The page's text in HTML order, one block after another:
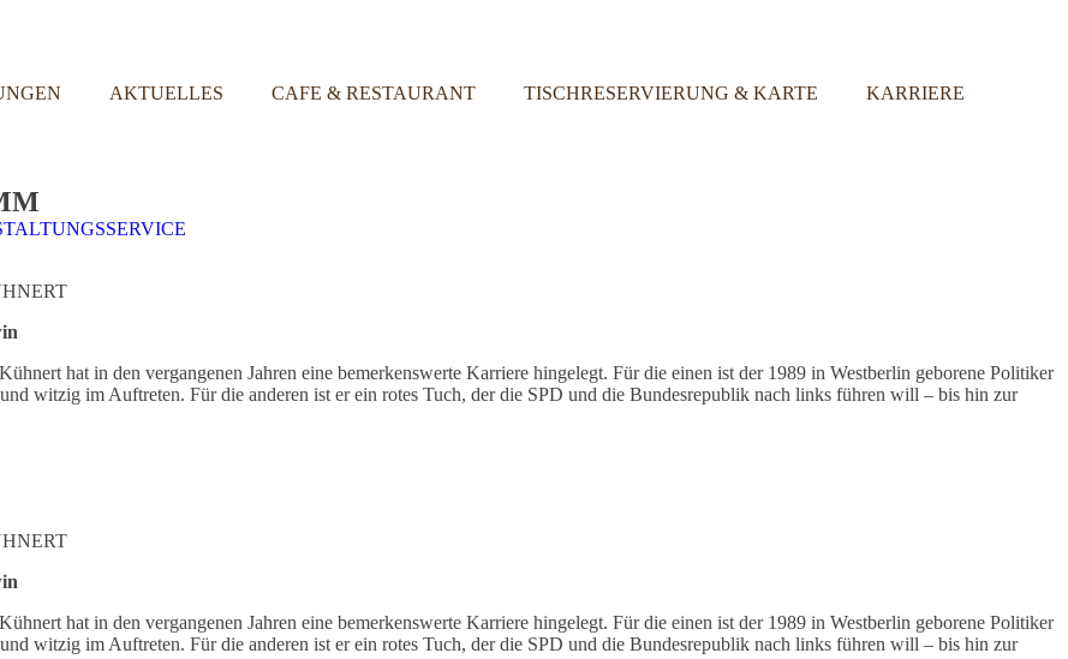
AKTUELLES CAFE & RESTAURANT TISCHRESERVIERUNG & KARTE KARRIERE
hat in den vergangenen Jahren eine bemerkenswerte Karriere hingelegt. Für die einen ist der 1989 in Westberlin geborene Politiker
witzig im Auftreten. Für die anderen ist er ein rotes Tuch, der die SPD und die Bundesrepublik nach links führen will – bis hin zur
hat in den vergangenen Jahren eine bemerkenswerte Karriere hingelegt. Für die einen ist der 1989 in Westberlin geborene Politiker
witzig im Auftreten. Für die anderen ist er ein rotes Tuch, der die SPD und die Bundesrepublik nach links führen will – bis hin zur